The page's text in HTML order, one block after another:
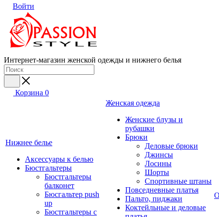
Войти
Интернет-магазин женской одежды и нижнего белья
Корзина 0
Нижнее белье
Аксессуары к белью
Бюстгальтеры
Бюстгальтеры
балконет
Бюсгальтер push
up
Бюстгальтеры с
Женская одежда
Женские блузы и
рубашки
Брюки
Деловые брюки
Джинсы
Лосины
Шорты
Спортивные штаны
Повседневные платья
Пальто, пиджаки
Коктейльные и деловые